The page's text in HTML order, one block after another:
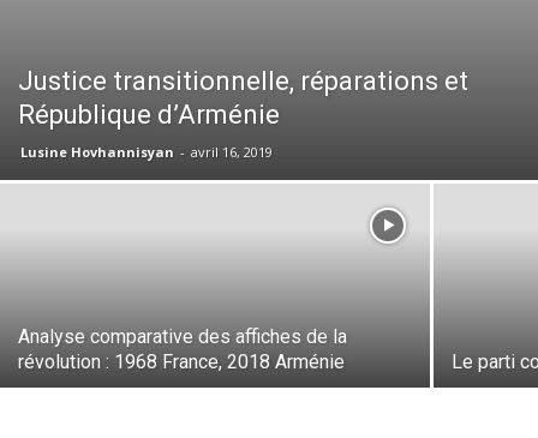
Justice transitionnelle, réparations et
République d’Arménie
Lusine Hovhannisyan - avril 16, 2019
Analyse comparative des affiches de la
révolution : 1968 France, 2018 Arménie
Le parti